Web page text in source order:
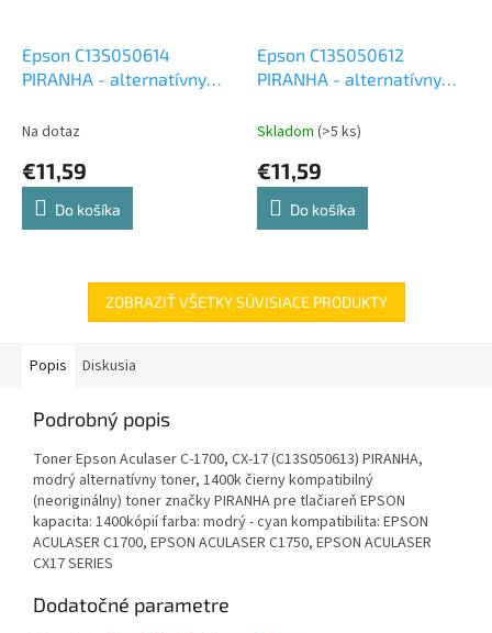
Epson C13S050614
PIRANHA - alternatívny
Na dotaz
€11,59
Do košíka
Epson C13S050612
PIRANHA - alternatívny
Skladom (>5 ks)
€11,59
Do košíka
ZOBRAZIŤ VŠETKY SÚVISIACE PRODUKTY
Popis Diskusia
Podrobný popis
Toner Epson Aculaser C-1700, CX-17 (C13S050613) PIRANHA,
modrý alternatívny toner, 1400k čierny kompatibilný
(neoriginálny) toner značky PIRANHA pre tlačiareň EPSON
kapacita: 1400kópií farba: modrý - cyan kompatibilita: EPSON
ACULASER C1700, EPSON ACULASER C1750, EPSON ACULASER
CX17 SERIES
Dodatočné parametre